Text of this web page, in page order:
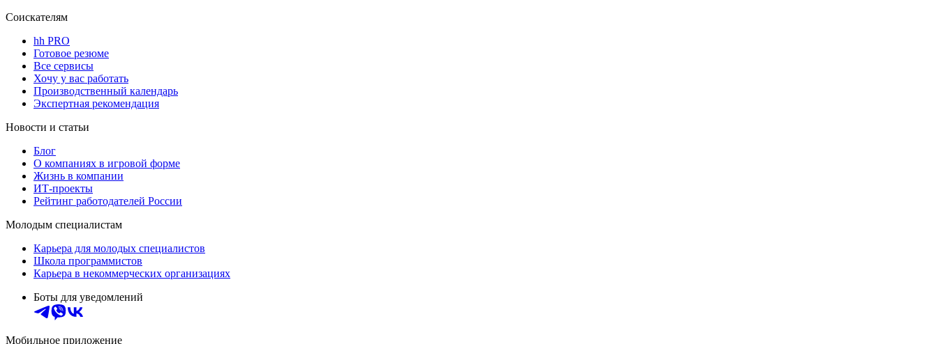
Соискателям
hh PRO
Готовое резюме
Все сервисы
Хочу у вас работать
Производственный календарь
Экспертная рекомендация
Новости и статьи
Блог
О компаниях в игровой форме
Жизнь в компании
ИТ-проекты
Рейтинг работодателей России
Молодым специалистам
Карьера для молодых специалистов
Школа программистов
Карьера в некоммерческих организациях
Боты для уведомлений
Мобильное приложение